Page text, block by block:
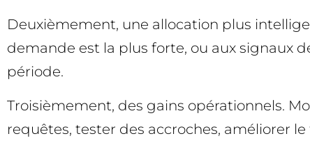
Deuxièmement, une allocation plus
demande est la plus forte, ou aux signaux
période.
Troisièmement, des gains opérationnels.
requêtes, tester des accroches, améliorer